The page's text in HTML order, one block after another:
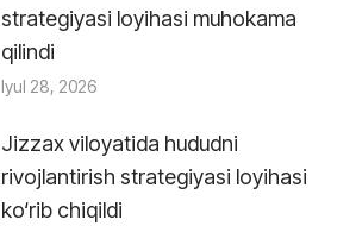
strategiyasi loyihasi muhokama
qilindi
Iyul 28, 2026
Jizzax viloyatida hududni
rivojlantirish strategiyasi loyihasi
ko‘rib chiqildi